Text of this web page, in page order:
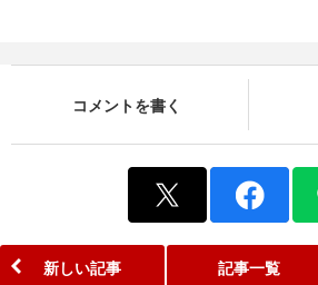
コメントを書く
新しい記事 記事一覧